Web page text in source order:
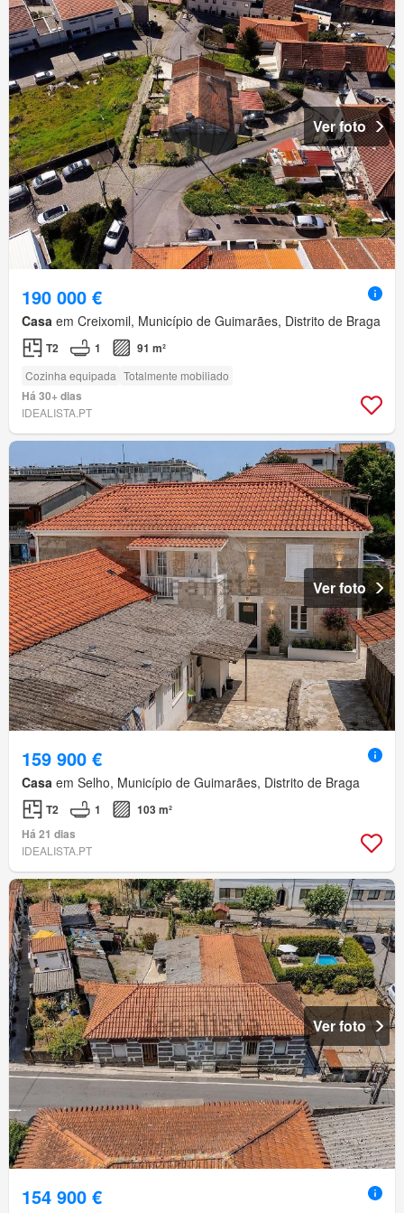
Ver foto
190 000 €
Casa em Creixomil, Município de Guimarães, Distrito de Braga
T2 1 91 m²
Cozinha equipada Totalmente mobiliado
Há 30+ dias
IDEALISTA.PT
Ver foto
159 900 €
Casa em Selho, Município de Guimarães, Distrito de Braga
T2 1
103 m²
Há 21 dias
IDEALISTA.PT
Ver foto
154 900 €